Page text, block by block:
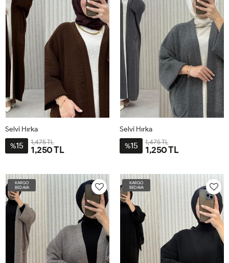
BDN-
Selvi Hırka
%15 1,475 TL
1,250 TL
BDN-
Selvi Hırka
%15 1,475 TL
1,250 TL
KARGO
BEDAVA
KARGO
BEDAVA